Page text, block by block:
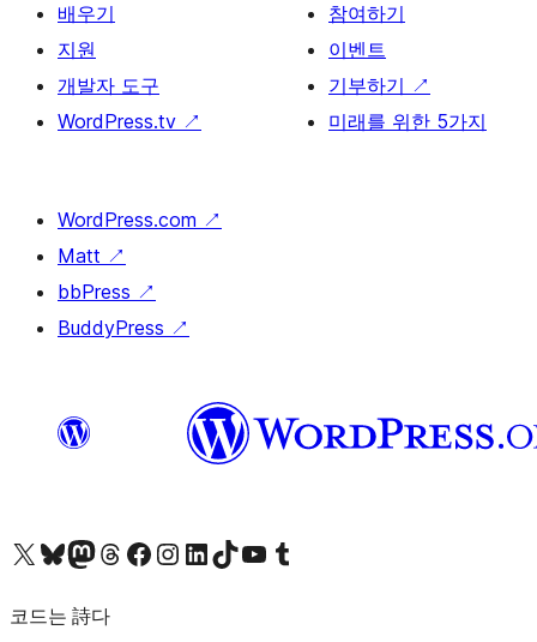
배우기
지원
개발자 도구
WordPress.tv ↗
참여하기
이벤트
기부하기 ↗
미래를 위한 5가지
WordPress.com ↗
Matt ↗
bbPress ↗
BuddyPress ↗
X(이전 트위터) 계정 방문하기블루스카이 계정 방문하기마스토돈 계정 방문하기스레드 계정 방문하기 페이스북 페이지 방문하기인스타그램 계정 방문하기 LinkedIn 계정 방문하기틱톡 계정 방문하기유튜브 채널 방문하기 텀블러 계정 방문하기
코드는 詩다